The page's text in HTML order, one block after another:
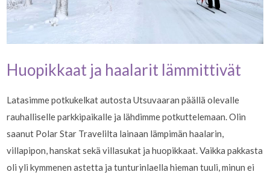
Huopikkaat ja haalarit lämmittivät
Latasimme potkukelkat autosta Utsuvaaran päällä olevalle
rauhalliselle parkkipaikalle ja lähdimme potkuttelemaan. Olin
saanut Polar Star Travelilta lainaan lämpimän haalarin,
villapipon, hanskat sekä villasukat ja huopikkaat. Vaikka pakkasta
oli yli kymmenen astetta ja tunturinlaella hieman tuuli, minun ei